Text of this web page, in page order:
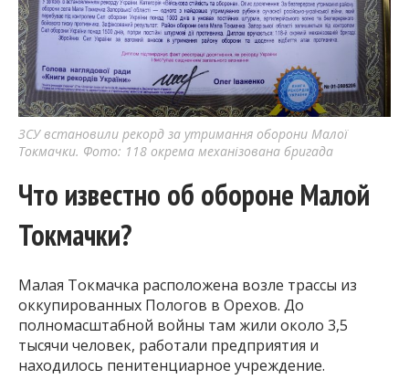
ЗСУ встановили рекорд за утримання оборони Малої
Токмачки. Фото: 118 окрема механізована бригада
Что известно об обороне Малой
Токмачки?
Малая Токмачка расположена возле трассы из
оккупированных Пологов в Орехов. До
полномасштабной войны там жили около 3,5
тысячи человек, работали предприятия и
находилось пенитенциарное учреждение.